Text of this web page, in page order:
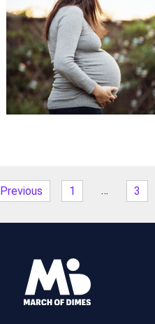
Previous 1 … 3